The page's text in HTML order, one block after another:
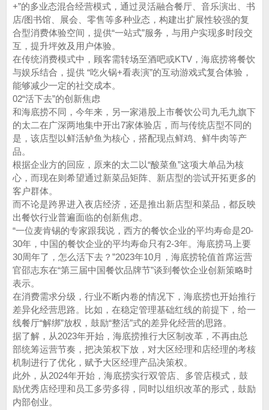
+”的多业态混合经营模式，通过灵活融合餐厅、音乐演出、书
店/图书馆、展会、零售等多种业态，构建出扩展性较强的复
合型消费体验空间，提供“一站式”服务，与用户实现多时段交
互，提升坪效及用户体验。
在传统消费模式中，顾客需转场至酒吧或KTV，海底捞将餐饮
与娱乐结合，提供 “吃火锅+看表演”的互动游戏式复合体验，
能够减少一定的社交成本。
02“活下去”的创新焦虑
和海底捞不同，今年来，另一家港股上市餐饮公司九毛九旗下
的太二在广深两地集中开出7家体验店，而与传统店型不同的
是，该店型以鲜活鲈鱼为核心，搭配现点鲜鸡、鲜牛肉等产
品。
根据企业方的回应，原来的太二以“酸菜鱼”这项大单品为核
心，而现在则希望通过新菜品矩阵、新店型的尝试开拓更多的
客户群体。
而不论是跨界进入夜店经济，还是推出新店型和菜品，都反映
出餐饮行业普遍面临的创新焦虑。
“一位麦肯锡的专家跟我说，西方的餐饮企业的平均寿命是20-
30年，中国的餐饮企业的平均寿命只有2-3年。海底捞马上要
30周年了，怎么活下去？”2023年10月，海底捞轮值首席运营
官邵志东在“第三届中国餐饮品牌节”谈到餐饮企业创新策略时
表示。
在消费需求分级，行业不断内卷的情况下，海底捞也开始推行
差异化经营思路。比如，在稳定管理基础红线的前提下，给一
线餐厅“解绑”放权，鼓励“整活”式的差异化经营的思路。
据了解，从2023年开始，海底捞推行大区制改革，不再由总
部统筹运营节奏，把决策权下放，对大区经理和店经理的考核
机制进行了优化，赋予大区经理产品决策权。
此外，从2024年开始，海底捞实行双管店、多管店模式，鼓
励优秀店经理和员工多劳多得，同时以组织改革的形式，鼓励
内部创业。